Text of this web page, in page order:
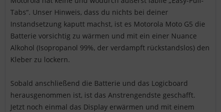
Tabs“. Unser Hinweis, dass du nichts bei deiner
Instandsetzung kaputt machst, ist es Motorola Moto G5 die
Batterie vorsichtig zu wärmen und mit ein einer Nuance
Alkohol (Isopropanol 99%, der verdampft rückstandslos) den
Kleber zu lockern.
Sobald anschließend die Batterie und das Logicboard
herausgenommen ist, ist das Anstrengendste geschafft.
Jetzt noch einmal das Display erwärmen und mit einem